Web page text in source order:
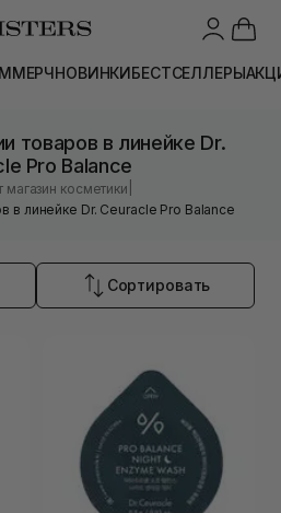
МЕРЧНОВИНКИБЕСТСЕЛЛЕРЫ
товаров в линейке Dr.
Pro Balance
магазин косметики
в линейке Dr. Ceuracle Pro Balance
Сортировать